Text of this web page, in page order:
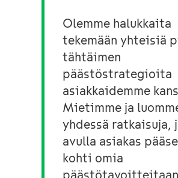
Olemme halukkaita
tekemään yhteisiä
tähtäimen
päästöstrategioita
asiakkaidemme
Mietimme ja
yhdessä ratkaisuja,
avulla asiakas
kohti omia